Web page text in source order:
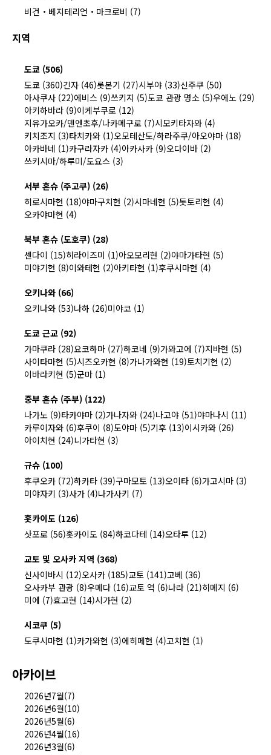
비건・베지테리언・마크로비 (7)
지역
도쿄 (506)
도쿄 (360)긴자 (46)롯본기 (27)시부야 (33)신주쿠 (50)
아사쿠사 (22)에비스 (9)쓰키지 (5)도쿄 관광 명소 (5)우에노 (29)
아키하바라 (9)이케부쿠로 (12)
지유가오카/덴엔초후/나카메구로 (7)시모키타자와 (4)
키치조지 (3)타치카와 (1)오모테산도/하라주쿠/아오야마 (18)
아카바네 (1)카구라자카 (4)아카사카 (9)오다이바 (2)
쓰키시마/하루미/도요스 (3)
서부 혼슈 (주고쿠) (26)
히로시마현 (18)야마구치현 (2)시마네현 (5)돗토리현 (4)
오카야마현 (4)
북부 혼슈 (도호쿠) (28)
센다이 (15)히라이즈미 (1)아오모리현 (2)야마가타현 (5)
미야기현 (8)이와테현 (2)아키타현 (1)후쿠시마현 (4)
오키나와 (66)
오키나와 (53)나하 (26)미야코 (1)
도쿄 근교 (92)
가마쿠라 (28)요코하마 (27)하코네 (9)가와고에 (7)지바현 (5)
사이타마현 (5)시즈오카현 (8)가나가와현 (19)토치기현 (2)
이바라키현 (5)군마 (1)
중부 혼슈 (주부) (122)
나가노 (9)타카야마 (2)가나자와 (24)나고야 (51)야마나시 (11)
카루이자와 (6)후쿠이 (8)도야마 (5)기후 (13)이시카와 (26)
아이치현 (24)니가타현 (3)
규슈 (100)
후쿠오카 (72)하카타 (39)구마모토 (13)오이타 (6)가고시마 (3)
미야자키 (3)사가 (4)나가사키 (7)
홋카이도 (126)
삿포로 (56)홋카이도 (84)하코다테 (14)오타루 (12)
교토 및 오사카 지역 (368)
신사이바시 (12)오사카 (185)교토 (141)고베 (36)
오사카부 관광 (8)우메다 (16)교토 역 (6)나라 (21)히메지 (6)
미에 (7)효고현 (14)시가현 (2)
시코쿠 (5)
도쿠시마현 (1)카가와현 (3)에히메현 (4)고치현 (1)
아카이브
2026년7월(7)
2026년6월(10)
2026년5월(6)
2026년4월(16)
2026년3월(6)